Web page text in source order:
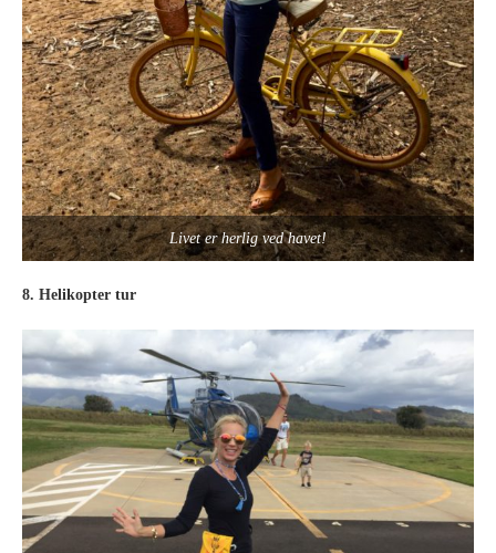
Livet er herlig ved havet!
8. Helikopter tur